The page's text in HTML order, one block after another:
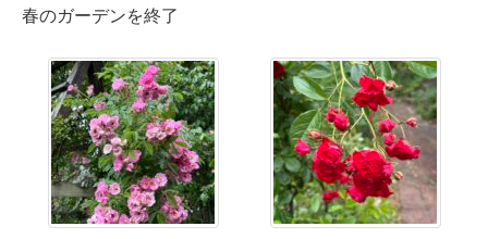
春のガーデンを終了